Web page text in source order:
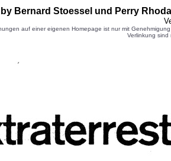
Bernard Stoessel und Perry
auf einer eigenen Homepage ist nur mit
Verlinkung sind